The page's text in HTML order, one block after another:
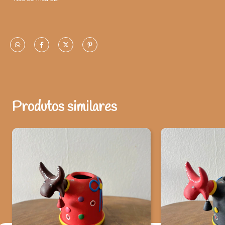
esculturas de animais no ambiente é que há uma infinidade de
alternativas disponíveis. Para quartos infantis, basta investir em
escritório, considere optar pelos animais que se encaixam com
do business. É importante que o ambiente tenha outros objetos
Origem: Serra Branca, na Paraíba (PB).
Material: Argila para cerâmica terracota.
Observações: Produtos manuais podem apresentar alterações de
dimensões e variações de cores, o que não caracteriza falhas na
peça. Para conservar aspectos originais e garantir a durabilidade
da peça, limpar apenas com pano seco e não utilizar produto
Produtos similares